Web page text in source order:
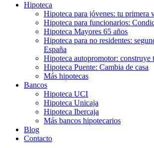
Hipoteca
Hipoteca para jóvenes: tu primera
Hipoteca para funcionarios:
Hipoteca Mayores 65 años
Hipoteca para no residentes:
España
Hipoteca autopromotor: construye
Hipoteca Puente: Cambia de casa
Más hipotecas
Bancos
Hipoteca UCI
Hipoteca Unicaja
Hipoteca Ibercaja
Más bancos hipotecarios
Blog
Contacto